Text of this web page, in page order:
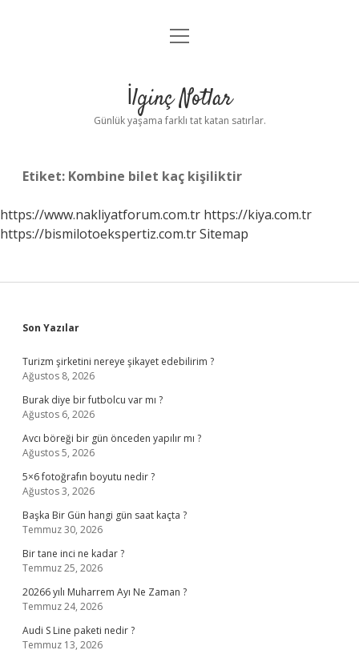
Anasayfa
Yasal Uyarı
menüyü
İlginç Notlar
Günlük yaşama farklı tat katan satırlar.
Etiket: Kombine bilet kaç kişiliktir
https://www.nakliyatforum.com.tr https://kiya.com.tr
https://bismilotoekspertiz.com.trSitemap
Sidebar
Son Yazılar
Turizm şirketini nereye şikayet edebilirim ?
Ağustos 8, 2026
Burak diye bir futbolcu var mı ?
Ağustos 6, 2026
Avcı böreği bir gün önceden yapılır mı ?
Ağustos 5, 2026
5×6 fotoğrafın boyutu nedir ?
Ağustos 3, 2026
Başka Bir Gün hangi gün saat kaçta ?
Temmuz 30, 2026
Bir tane inci ne kadar ?
Temmuz 25, 2026
20266 yılı Muharrem Ayı Ne Zaman ?
Temmuz 24, 2026
Audi S Line paketi nedir ?
Temmuz 13, 2026